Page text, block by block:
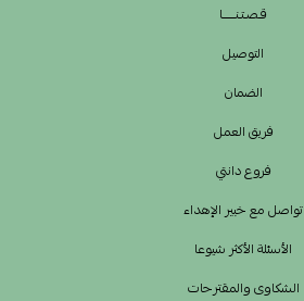
قـصـتـنــــــا
التوصيل
الضمان
فريق العمل
فروع دانتي
تواصل مع خبير الإهداء
الأسئلة الأكثر شيوعا
الشكاوى والمقترحات